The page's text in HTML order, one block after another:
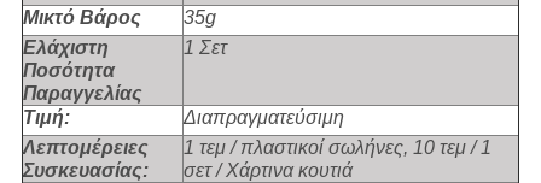
Μικτό Βάρος
35g
Ελάχιστη
Ποσότητα
Παραγγελίας
1 Σετ
Τιμή:
Διαπραγματεύσιμη
Λεπτομέρειες
Συσκευασίας:
1 τεμ / πλαστικοί σωλήνες, 10 τεμ / 1
σετ / Χάρτινα κουτιά